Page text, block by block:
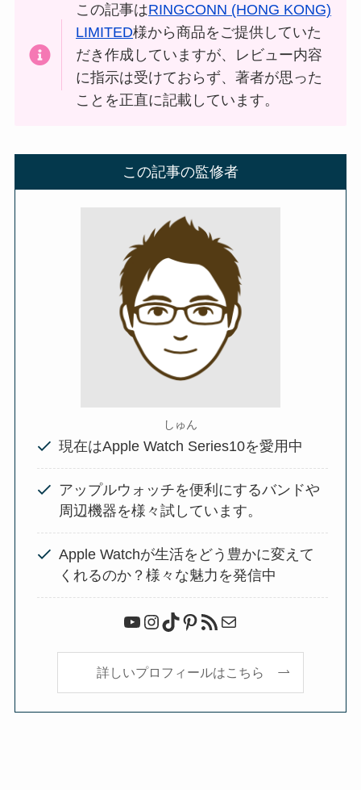
この記事はRINGCONN (HONG KONG)
LIMITED様から商品をご提供していた
だき作成していますが、レビュー内容
に指示は受けておらず、著者が思った
ことを正直に記載しています。
この記事の監修者
しゅん
現在はApple Watch Series10を愛用中
アップルウォッチを便利にするバンドや
周辺機器を様々試しています。
Apple Watchが生活をどう豊かに変えて
くれるのか？様々な魅力を発信中
YouTube Instagram TikTok Pinterest RSS フィードメール
詳しいプロフィールはこちら